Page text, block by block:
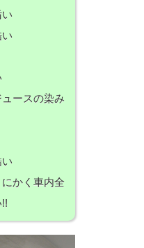
ュースの染み
にかく車内全